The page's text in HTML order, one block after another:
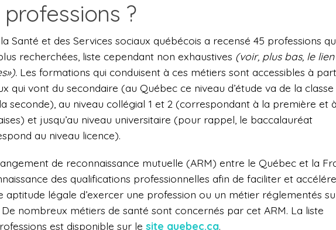
?
Santé et des Services sociaux québécois a recensé 45 professions
recherchées, liste cependant non exhaustives (voir, plus bas, le lien
Les formations qui conduisent à ces métiers sont accessibles à
qui vont du secondaire (au Québec ce niveau d’étude va de la classe
seconde), au niveau collégial 1 et 2 (correspondant à la première et
et jusqu’au niveau universitaire (pour rappel, le baccalauréat
au niveau licence).
de reconnaissance mutuelle (ARM) entre le Québec et la
des qualifications professionnelles afin de faciliter et
aptitude légale d’exercer une profession ou un métier réglementés
nombreux métiers de santé sont concernés par cet ARM. La liste
est disponible sur le site quebec.ca.